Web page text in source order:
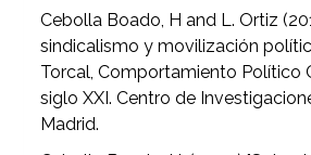
Cebolla Boado, H and L. Ortiz
sindicalismo y movilización
Torcal, Comportamiento Político
siglo XXI. Centro de
Madrid.